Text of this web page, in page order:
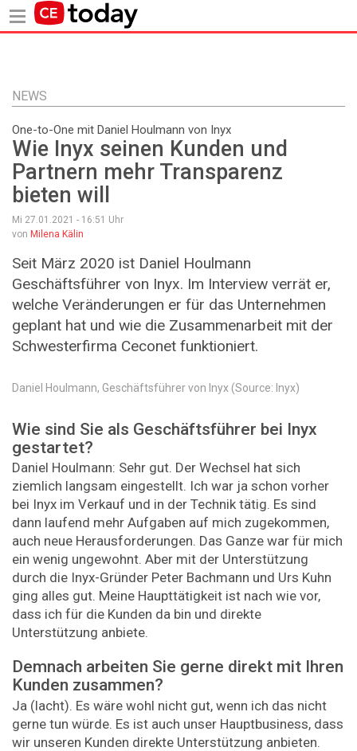
Inhalt
NEWS
One-to-One mit Daniel Houlmann von Inyx
Wie Inyx seinen Kunden und
Partnern mehr Transparenz
bieten will
Mi 27.01.2021 - 16:51 Uhr
von Milena Kälin
Seit März 2020 ist Daniel Houlmann
Geschäftsführer von Inyx. Im Interview verrät er,
welche Veränderungen er für das Unternehmen
geplant hat und wie die Zusammenarbeit mit der
Schwesterfirma Ceconet funktioniert.
Daniel Houlmann, Geschäftsführer von Inyx (Source: Inyx)
Wie sind Sie als Geschäftsführer bei Inyx
gestartet?
Daniel Houlmann: Sehr gut. Der Wechsel hat sich
ziemlich langsam eingestellt. Ich war ja schon vorher
bei Inyx im Verkauf und in der Technik tätig. Es sind
dann laufend mehr Aufgaben auf mich zugekommen,
auch neue Herausforderungen. Das Ganze war für mich
ein wenig ungewohnt. Aber mit der Unterstützung
durch die Inyx-Gründer Peter Bachmann und Urs Kuhn
ging alles gut. Meine Haupttätigkeit ist nach wie vor,
dass ich für die Kunden da bin und direkte
Unterstützung anbiete.
Demnach arbeiten Sie gerne direkt mit Ihren
Kunden zusammen?
Ja (lacht). Es wäre wohl nicht gut, wenn ich das nicht
gerne tun würde. Es ist auch unser Hauptbusiness, dass
wir unseren Kunden direkte Unterstützung anbieten.